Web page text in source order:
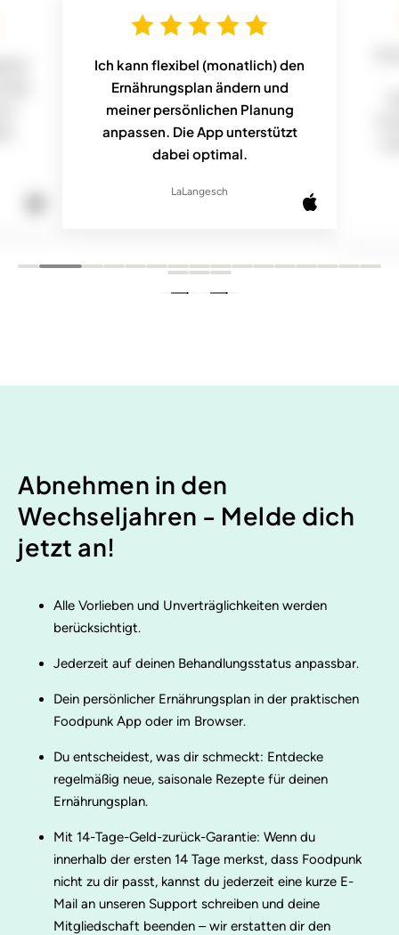
Ich kann flexibel (monatlich) den
Ernährungsplan ändern und
meiner persönlichen Planung
anpassen. Die App unterstützt
dabei optimal.
LaLangesch
Abnehmen in den
Wechseljahren - Melde dich
jetzt an!
Alle Vorlieben und Unverträglichkeiten werden
berücksichtigt.
Jederzeit auf deinen Behandlungsstatus anpassbar.
Dein persönlicher Ernährungsplan in der praktischen
Foodpunk App oder im Browser.
Du entscheidest, was dir schmeckt: Entdecke
regelmäßig neue, saisonale Rezepte für deinen
Ernährungsplan.
Mit 14-Tage-Geld-zurück-Garantie: Wenn du
innerhalb der ersten 14 Tage merkst, dass Foodpunk
nicht zu dir passt, kannst du jederzeit eine kurze E-
Mail an unseren Support schreiben und deine
Mitgliedschaft beenden – wir erstatten dir den